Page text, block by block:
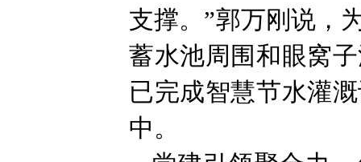
支撑。”郭万刚说，
蓄水池周围和眼窝
已完成智慧节水灌
中。